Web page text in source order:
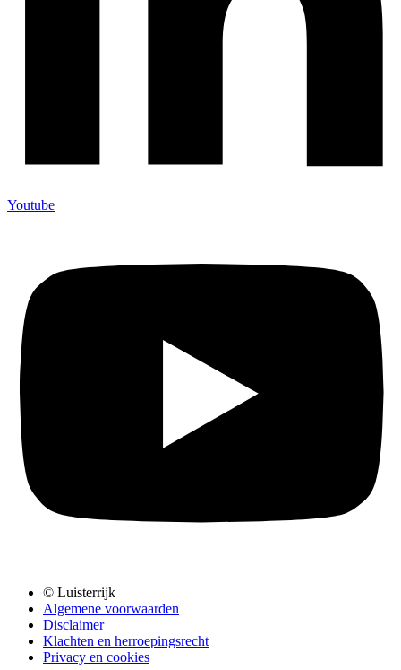
Youtube
© Luisterrijk
Algemene voorwaarden
Disclaimer
Klachten en herroepingsrecht
Privacy en cookies